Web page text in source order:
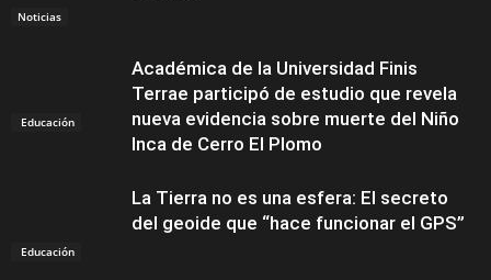
Noticias
Educación
Académica de la Universidad Finis
Terrae participó de estudio que revela
nueva evidencia sobre muerte del Niño
Inca de Cerro El Plomo
Educación
La Tierra no es una esfera: El secreto
del geoide que “hace funcionar el GPS”